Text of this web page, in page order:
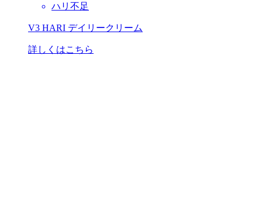
ハリ不足
V3 HARI デイリークリーム
詳しくはこちら